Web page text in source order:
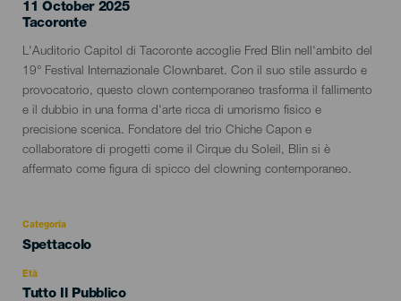
11 October 2025
Localidad
Tacoronte
Descripción
del
evento
L'Auditorio Capitol di Tacoronte accoglie Fred Blin nell'ambito del
19° Festival Internazionale Clownbaret. Con il suo stile assurdo e
provocatorio, questo clown contemporaneo trasforma il fallimento
e il dubbio in una forma d'arte ricca di umorismo fisico e
precisione scenica. Fondatore del trio Chiche Capon e
collaboratore di progetti come il Cirque du Soleil, Blin si è
affermato come figura di spicco del clowning contemporaneo.
Categoria
Categoría
evento
Spettacolo
Età
Edad
Tutto Il Pubblico